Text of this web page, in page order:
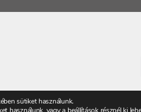
sütiket használunk.